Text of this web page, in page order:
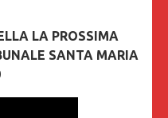
LA PROSSIMA
SANTA MARIA